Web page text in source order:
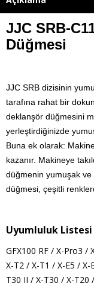
JJC SRB-
Düğmesi
JJC SRB dizisinin
tarafına rahat bir
deklanşör düğmesini
yerleştirdiğinizde
Buna ek olarak:
kazanır. Makineye
düğmenin yumuşak ve
düğmesi, çeşitli
Uyumluluk Listesi
GFX100 RF / X-Pro3 /
X-T2 / X-T1 / X-E5 / X-
T30 II / X-T30 / X-T20